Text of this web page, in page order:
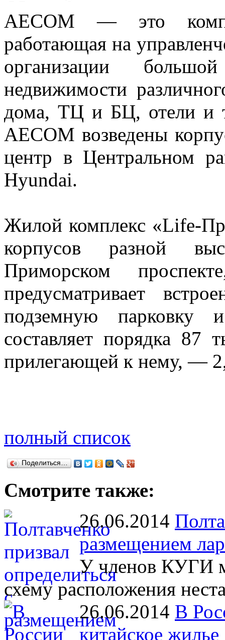
AECOM — это
работающая на
организации
недвижимости
дома, ТЦ и БЦ, отели и
AECOM возведены
центр в Центральном
Hyundai.
Жилой комплекс «Life-
корпусов разной
Приморском
предусматривает
подземную парковку
составляет порядка 87
прилегающей к нему, —
полный список
Поделиться…
Смотрите также:
26.06.2014
размещением
У членов КУГИ
схему расположения
26.06.2014 В
китайское жилье